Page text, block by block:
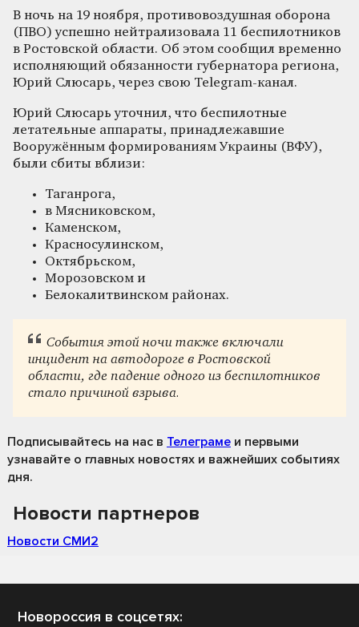
В ночь на 19 ноября, противовоздушная оборона
(ПВО) успешно нейтрализовала 11 беспилотников
в Ростовской области. Об этом сообщил временно
исполняющий обязанности губернатора региона,
Юрий Слюсарь, через свою Telegram-канал.
Юрий Слюсарь уточнил, что беспилотные
летательные аппараты, принадлежавшие
Вооружённым формированиям Украины (ВФУ),
были сбиты вблизи:
Таганрога,
в Мясниковском,
Каменском,
Красносулинском,
Октябрьском,
Морозовском и
Белокалитвинском районах.
События этой ночи также включали
инцидент на автодороге в Ростовской
области, где падение одного из беспилотников
стало причиной взрыва.
Подписывайтесь на нас в Телеграме и первыми
узнавайте о главных новостях и важнейших событиях
дня.
Новости партнеров
Новости СМИ2
Новороссия в соцсетях: